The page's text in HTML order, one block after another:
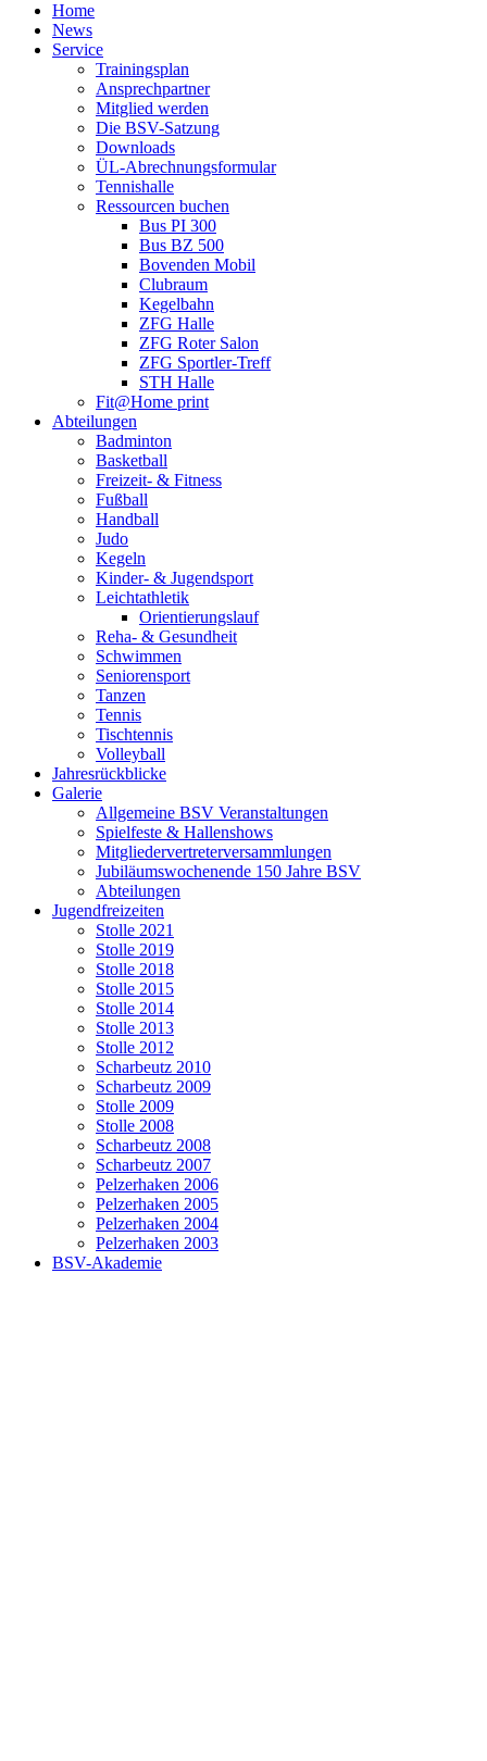
Home
News
Service
Trainingsplan
Ansprechpartner
Mitglied werden
Die BSV-Satzung
Downloads
ÜL-Abrechnungsformular
Tennishalle
Ressourcen buchen
Bus PI 300
Bus BZ 500
Bovenden Mobil
Clubraum
Kegelbahn
ZFG Halle
ZFG Roter Salon
ZFG Sportler-Treff
STH Halle
Fit@Home print
Abteilungen
Badminton
Basketball
Freizeit- & Fitness
Fußball
Handball
Judo
Kegeln
Kinder- & Jugendsport
Leichtathletik
Orientierungslauf
Reha- & Gesundheit
Schwimmen
Seniorensport
Tanzen
Tennis
Tischtennis
Volleyball
Jahresrückblicke
Galerie
Allgemeine BSV Veranstaltungen
Spielfeste & Hallenshows
Mitgliedervertreterversammlungen
Jubiläumswochenende 150 Jahre BSV
Abteilungen
Jugendfreizeiten
Stolle 2021
Stolle 2019
Stolle 2018
Stolle 2015
Stolle 2014
Stolle 2013
Stolle 2012
Scharbeutz 2010
Scharbeutz 2009
Stolle 2009
Stolle 2008
Scharbeutz 2008
Scharbeutz 2007
Pelzerhaken 2006
Pelzerhaken 2005
Pelzerhaken 2004
Pelzerhaken 2003
BSV-Akademie